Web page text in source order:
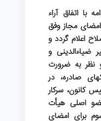
با اتفاق آراء
مجاز وفق
اعلام گردد و
ضیاءالدینی و
نظر به ضرورت
صادره، در
کانون، سرکار
اصلی هیأت
برای امضای